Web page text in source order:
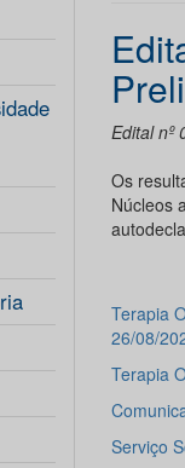
Edital nº
Os
Núcleos
Terapia
26/08/
Terapia
Serviço